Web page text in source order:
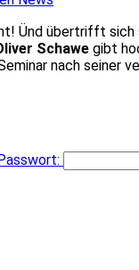
Ünd übertrifft
Schawe gibt
nach seiner